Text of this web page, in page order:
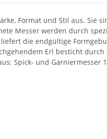
Format und Stil aus. Sie
Messer werden durch
die endgültige
Erl besticht durch
Spick- und Garniermesser